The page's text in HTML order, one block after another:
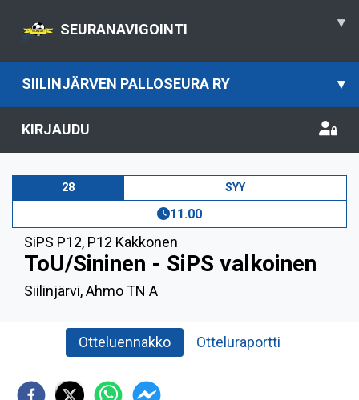
SEURANAVIGOINTI ▾
SIILINJÄRVEN PALLOSEURA RY ▾
KIRJAUDU
28 SYY
11.00
SiPS P12, P12 Kakkonen
ToU/Sininen - SiPS valkoinen
Siilinjärvi, Ahmo TN A
Otteluennakko Otteluraportti